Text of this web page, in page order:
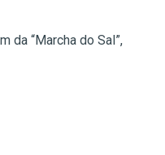
da “Marcha do Sal”,